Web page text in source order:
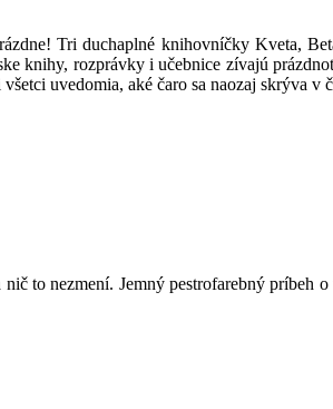
Tri duchaplné knihovníčky Kveta,
knihy, rozprávky i učebnice zívajú
uvedomia, aké čaro sa naozaj skrýva v
to nezmení. Jemný pestrofarebný príbeh